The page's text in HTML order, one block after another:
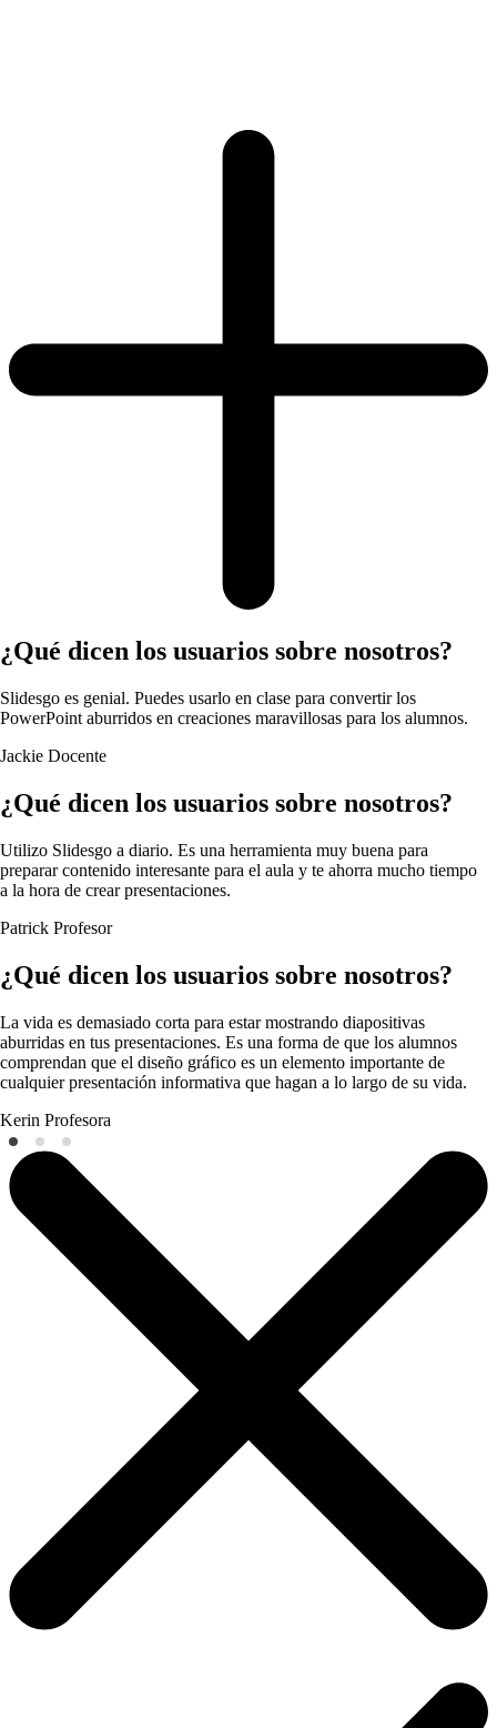
¿Qué dicen los usuarios sobre nosotros?
Slidesgo es genial. Puedes usarlo en clase para convertir los
PowerPoint aburridos en creaciones maravillosas para los alumnos.
Jackie Docente
¿Qué dicen los usuarios sobre nosotros?
Utilizo Slidesgo a diario. Es una herramienta muy buena para
preparar contenido interesante para el aula y te ahorra mucho tiempo
a la hora de crear presentaciones.
Patrick Profesor
¿Qué dicen los usuarios sobre nosotros?
La vida es demasiado corta para estar mostrando diapositivas
aburridas en tus presentaciones. Es una forma de que los alumnos
comprendan que el diseño gráfico es un elemento importante de
cualquier presentación informativa que hagan a lo largo de su vida.
Kerin Profesora